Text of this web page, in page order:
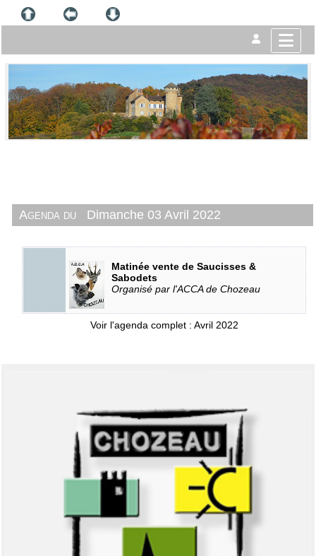
Agenda du Dimanche 03 Avril 2022
Matinée vente de Saucisses &
Sabodets
Organisé par l'ACCA de Chozeau
Voir l'agenda complet : Avril 2022